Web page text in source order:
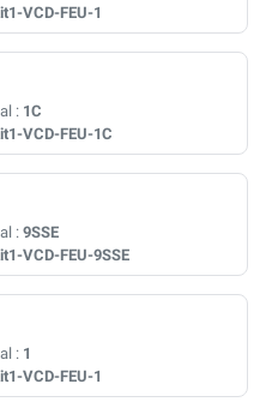
VCD-FEU-1
: 1C
VCD-FEU-1C
: 9SSE
VCD-FEU-9SSE
: 1
VCD-FEU-1